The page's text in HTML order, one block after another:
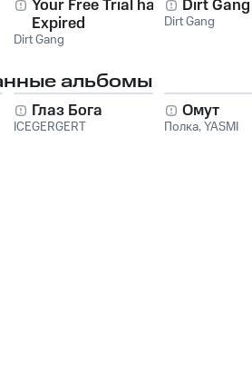
Your Free Trial has
Expired
Dirt Gang
Dirt
Dirt Gang
альбомы
Глаз Бога
ICEGERGERT
Омут
Полка,YASMI